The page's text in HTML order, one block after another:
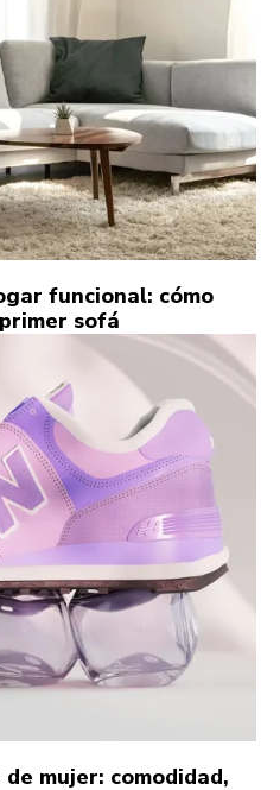
funcional: cómo
sofá
mujer: comodidad,